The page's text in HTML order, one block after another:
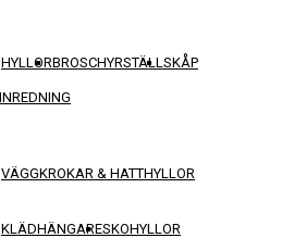
HYLLORBROSCHYRSTÄLLSKÅP
VÄGGKROKAR & HATTHYLLOR
KLÄDHÄNGARESKOHYLLOR